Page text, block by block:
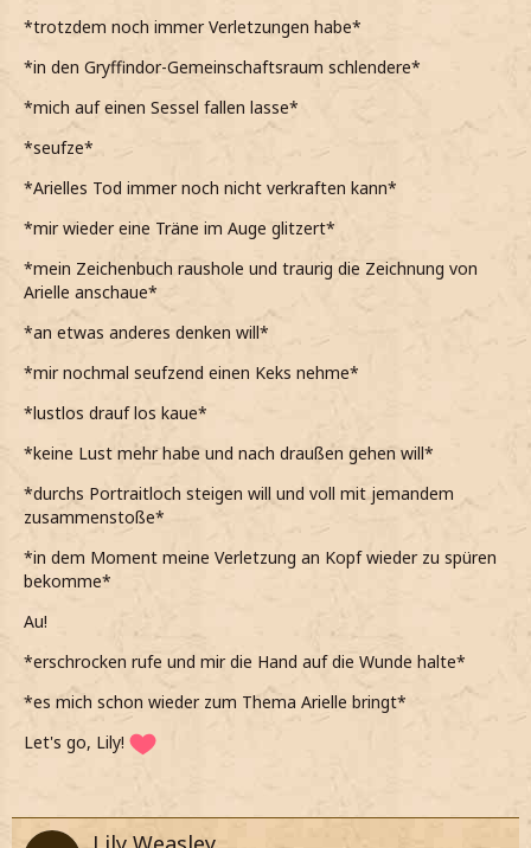
*trotzdem noch immer Verletzungen habe*
*in den Gryffindor-Gemeinschaftsraum schlendere*
*mich auf einen Sessel fallen lasse*
*seufze*
*Arielles Tod immer noch nicht verkraften kann*
*mir wieder eine Träne im Auge glitzert*
*mein Zeichenbuch raushole und traurig die Zeichnung von
Arielle anschaue*
*an etwas anderes denken will*
*mir nochmal seufzend einen Keks nehme*
*lustlos drauf los kaue*
*keine Lust mehr habe und nach draußen gehen will*
*durchs Portraitloch steigen will und voll mit jemandem
zusammenstoße*
*in dem Moment meine Verletzung an Kopf wieder zu spüren
bekomme*
Au!
*erschrocken rufe und mir die Hand auf die Wunde halte*
*es mich schon wieder zum Thema Arielle bringt*
Let's go, Lily!